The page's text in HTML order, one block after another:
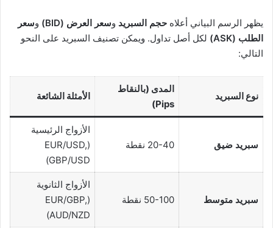
يظهر الرسم البياني أعلاه حجم السبريد وسعر العرض (BID) وسعر
الطلب (ASK)
لكل أصل تداول. ويمكن تصنيف السبريد على النحو
التالي:
نوع السبريد
المدى (بالنقاط
Pips)
الأمثلة الشائعة
سبريد ضيق 20-40 نقطة
الأزواج الرئيسية
(EUR/USD,
GBP/USD)
سبريد متوسط 50-100 نقطة
الأزواج الثانوية
(EUR/GBP,
AUD/NZD)